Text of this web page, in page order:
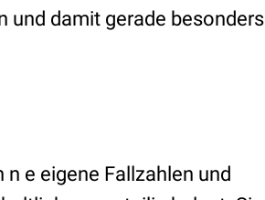
und damit gerade besonders
e eigene Fallzahlen und